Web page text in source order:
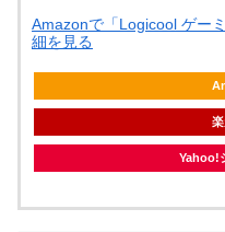
Amazonで「Logicool ゲー
細を見る
Yahoo!